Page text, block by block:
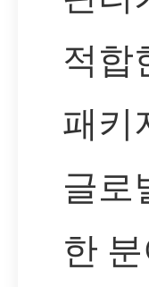
적합
패키
글로
한